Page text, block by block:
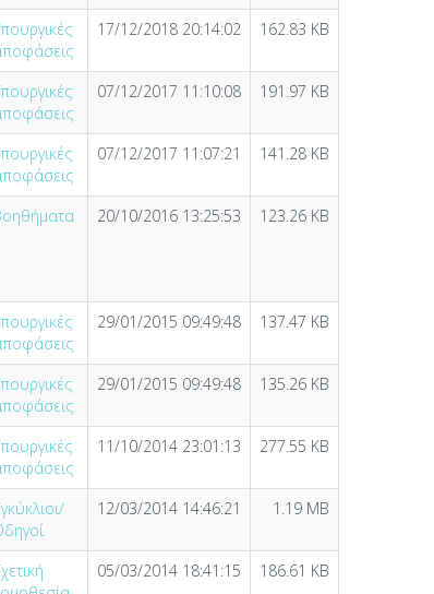
17/12/2018 20:14:02 162.83 KB
07/12/2017 11:10:08 191.97 KB
07/12/2017 11:07:21 141.28 KB
20/10/2016 13:25:53 123.26 KB
29/01/2015 09:49:48 137.47 KB
29/01/2015 09:49:48 135.26 KB
11/10/2014 23:01:13 277.55 KB
12/03/2014 14:46:21 1.19 MB
05/03/2014 18:41:15 186.61 KB